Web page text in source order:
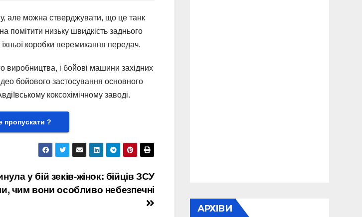
але можна стверджувати, що це танк
помітити низьку швидкість заднього
коробки перемикання передач.
виробництва, і бойові машини західних
бойового застосування основного
коксохімічному заводі.
пропускати ?
у бій зеків-жінок: бійців ЗСУ
чим вони особливо небезпечні
АРХІВИ